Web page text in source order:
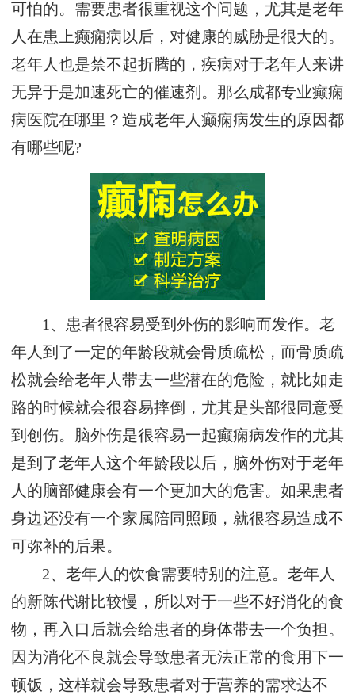
可怕的。需要患者很重视这个问题，尤其是老年
人在患上癫痫病以后，对健康的威胁是很大的。
老年人也是禁不起折腾的，疾病对于老年人来讲
无异于是加速死亡的催速剂。那么成都专业癫痫
病医院在哪里？造成老年人癫痫病发生的原因都
有哪些呢?
1、患者很容易受到外伤的影响而发作。老
年人到了一定的年龄段就会骨质疏松，而骨质疏
松就会给老年人带去一些潜在的危险，就比如走
路的时候就会很容易摔倒，尤其是头部很同意受
到创伤。脑外伤是很容易一起癫痫病发作的尤其
是到了老年人这个年龄段以后，脑外伤对于老年
人的脑部健康会有一个更加大的危害。如果患者
身边还没有一个家属陪同照顾，就很容易造成不
可弥补的后果。
2、老年人的饮食需要特别的注意。老年人
的新陈代谢比较慢，所以对于一些不好消化的食
物，再入口后就会给患者的身体带去一个负担。
因为消化不良就会导致患者无法正常的食用下一
顿饭，这样就会导致患者对于营养的需求达不